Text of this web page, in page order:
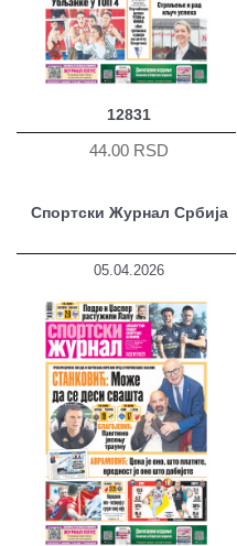
12831
44.00 RSD
Спортски Журнал Србија
05.04.2026